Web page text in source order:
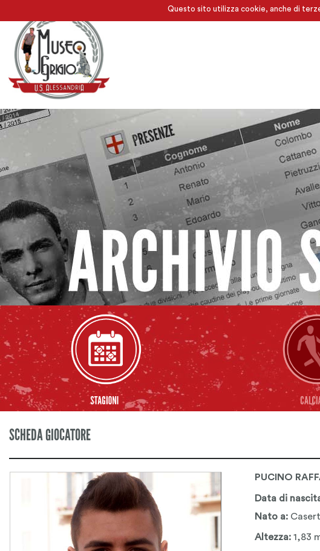
Questo sito utilizza cookie, anche di
SCHEDA GIOCATORE
PUCINO
Data di
Nato a:
Altezza: 1,83